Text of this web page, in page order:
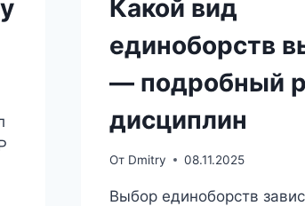
Какой вид
единоборств
— подробный
дисциплин
От Dmitry 08.11.2025
Выбор единоборств